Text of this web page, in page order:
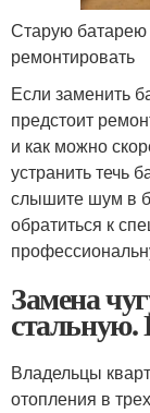
Старую
ремонтировать
Если заменить
предстоит
и как можно
устранить течь
слышите шум в
обратиться к
Замена
Владельцы
отопления в